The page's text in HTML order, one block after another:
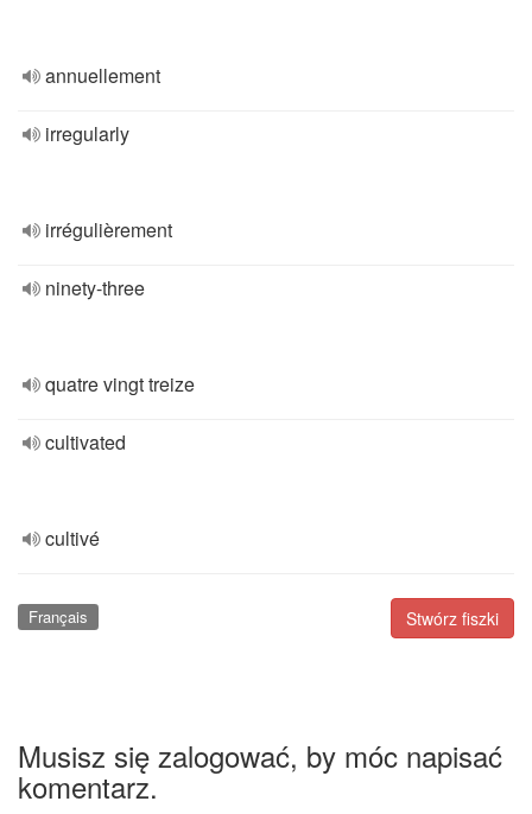
annuellement
irregularly
irrégulièrement
ninety-three
quatre vingt treize
cultivated
cultivé
Stwórz fiszki
Français
Musisz się zalogować, by móc napisać
komentarz.